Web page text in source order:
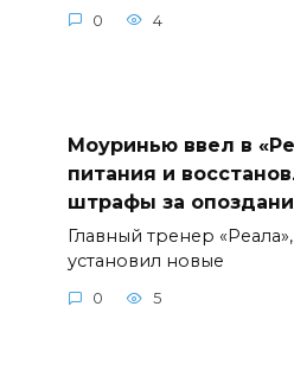
0 4
Моуринью ввел в
питания и
штрафы за
Главный тренер
установил новые
0 5